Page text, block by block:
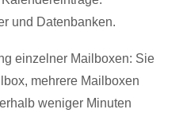
und Datenbanken.
einzelner Mailboxen: Sie
mehrere Mailboxen
weniger Minuten